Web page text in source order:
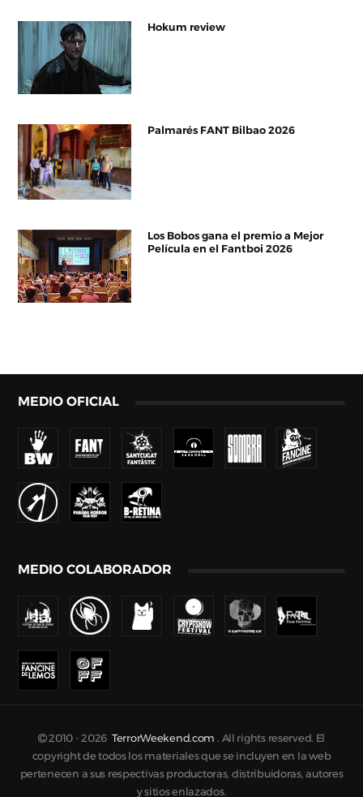
Hokum review
Palmarés FANT Bilbao 2026
Los Bobos gana el premio a Mejor
Película en el Fantboi 2026
MEDIO OFICIAL
MEDIO COLABORADOR
2010 -2026 TerrorWeekend.com . All rights reserved. El
copyright de todos los materiales que se incluyen en la web
pertenecen a sus respectivas productoras, distribuidoras, autores
y sitios enlazados.